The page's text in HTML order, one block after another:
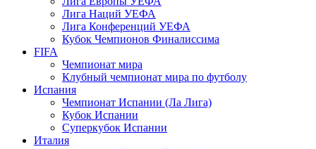
Лига Наций УЕФА
Лига Конференций УЕФА
Кубок Чемпионов Финалиссима
FIFA
Чемпионат мира
Клубный чемпионат мира по футболу
Испания
Чемпионат Испании (Ла Лига)
Кубок Испании
Суперкубок Испании
Италия